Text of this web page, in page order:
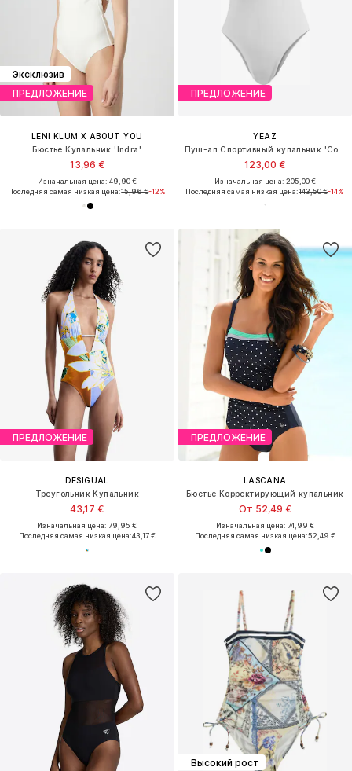
Эксклюзив
ПРЕДЛОЖЕНИЕ
LENI KLUM X ABOUT YOU
Бюстье Купальник 'Indra'
13,96 €
Изначальная цена: 49,90 €
Последняя самая низкая цена:15,96 €-12%
ПРЕДЛОЖЕНИЕ
YEAZ
123,00 €
Изначальная цена: 205,00 €
Последняя самая низкая цена:143,50 €-14%
ПРЕДЛОЖЕНИЕ
DESIGUAL
Треугольник Купальник
43,17 €
Изначальная цена: 79,95 €
Последняя самая низкая цена:43,17 €
ПРЕДЛОЖЕНИЕ
LASCANA
Бюстье Корректирующий купальник
От 52,49 €
Изначальная цена: 74,99 €
Последняя самая низкая цена:52,49 €
Высокий рост